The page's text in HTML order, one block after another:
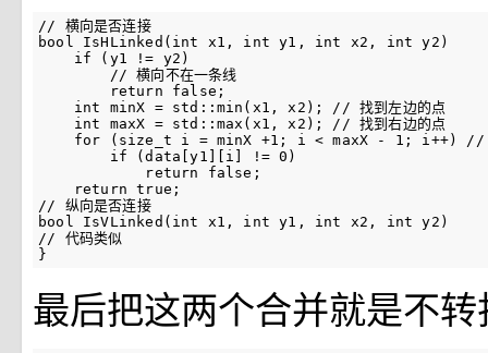
// 横向是否连接
bool IsHLinked(int x1, int y1, int x2, int y2)
    if (y1 != y2)
        // 横向不在一条线
        return false;
    int minX = std::min(x1, x2); // 找到左边的点
    int maxX = std::max(x1, x2); // 找到右边的点
for (size_t i = minX +1; i < maxX - 1; i++) // 从
        if (data[y1][i] != 0)
            return false;
    return true;
// 纵向是否连接
bool IsVLinked(int x1, int y1, int x2, int y2)
// 代码类似
}
最后把这两个合并就是不